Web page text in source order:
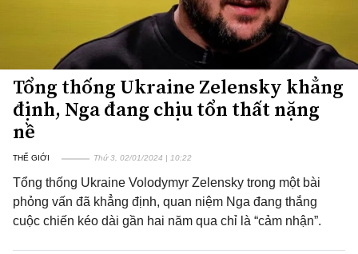
Tổng thống Ukraine Zelensky khẳng
định, Nga đang chịu tổn thất nặng
nề
THẾ GIỚI Thứ 3, 02/01/2024 | 10:22
Tổng thống Ukraine Volodymyr Zelensky trong một bài
phỏng vấn đã khẳng định, quan niệm Nga đang thắng
cuộc chiến kéo dài gần hai năm qua chỉ là “cảm nhận”.